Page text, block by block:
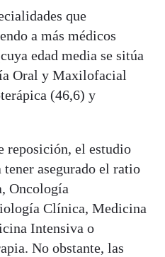
que
a más médicos
edad media se sitúa
Oral y Maxilofacial
(46,6) y
reposición, el estudio
asegurado el ratio
Oncología
Clínica, Medicina
Intensiva o
No obstante, las